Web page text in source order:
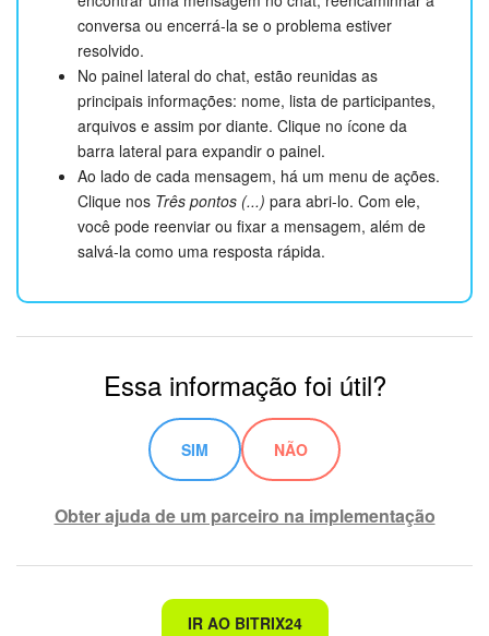
conversa ou encerrá-la se o problema estiver
resolvido.
No painel lateral do chat, estão reunidas as
principais informações: nome, lista de participantes,
arquivos e assim por diante. Clique no ícone da
barra lateral para expandir o painel.
Ao lado de cada mensagem, há um menu de ações.
Clique nos Três pontos (...) para abri-lo. Com ele,
você pode reenviar ou fixar a mensagem, além de
salvá-la como uma resposta rápida.
Essa informação foi útil?
SIM NÃO
Obter ajuda de um parceiro na implementação
Não é o que estou procurando
IR AO BITRIX24